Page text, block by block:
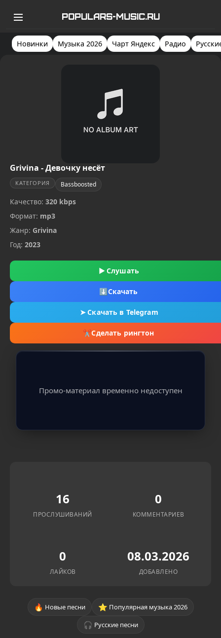
POPULARS-MUSIC.RU
Новинки Музыка 2026 Чарт Яндекс Радио
Grivina - Девочку несёт
КАТЕГОРИЯ Bassboosted
Качество: 320 kbps
Формат: mp3
Жанр: Grivina
Год: 2023
▶ Слушать
⬇Скачать
➤Скачать в Telegram
✂Сделать рингтон
Промо-материал временно недоступен
16
ПРОСЛУШИВАНИЙ
0
КОММЕНТАРИЕВ
0
ЛАЙКОВ
08.03.2026
ДОБАВЛЕНО
🔥 Новые песни ⭐ Популярная музыка 2026
🎧 Русские песни